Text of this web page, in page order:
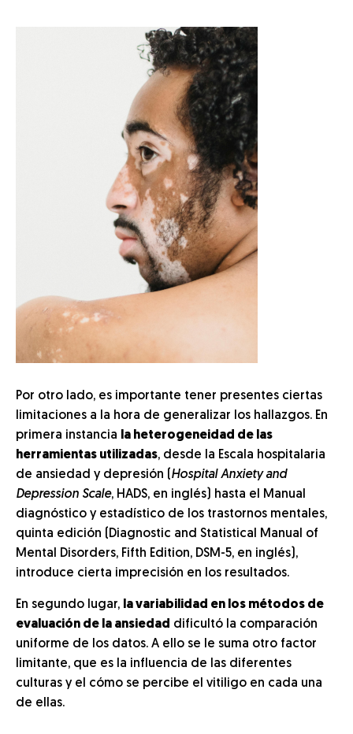
Por otro lado, es importante tener presentes ciertas
limitaciones a la hora de generalizar los hallazgos. En
primera instancia
la heterogeneidad de las
herramientas utilizadas, desde la Escala hospitalaria
de ansiedad y depresión (Hospital Anxiety and
Depression Scale, HADS, en inglés) hasta el Manual
diagnóstico y estadístico de los trastornos mentales,
quinta edición (Diagnostic and Statistical Manual of
Mental Disorders, Fifth Edition, DSM-5, en inglés),
introduce cierta imprecisión en los resultados.
En segundo lugar, la variabilidad en los métodos de
evaluación de la ansiedad dificultó la comparación
uniforme de los datos. A ello se le suma otro factor
limitante, que es la influencia de las diferentes
culturas y el cómo se percibe el vitiligo en cada una
de ellas.